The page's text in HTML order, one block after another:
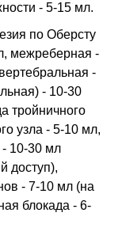
- 5-15 мл.
по Оберсту
межреберная -
-
- 10-30
тройничного
узла - 5-10 мл,
- 10-30 мл
доступ),
- 7-10 мл (на
блокада - 6-